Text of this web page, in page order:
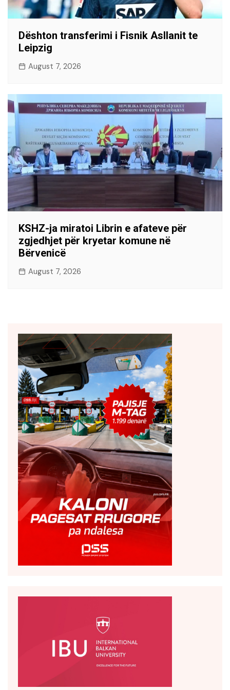
Dështon transferimi i Fisnik Asllanit te
Leipzig
August 7, 2026
KSHZ-ja miratoi Librin e afateve për
zgjedhjet për kryetar komune në
Bërvenicë
August 7, 2026